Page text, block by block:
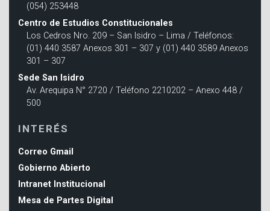
(054) 253448
Centro de Estudios Constitucionales
Los Cedros Nro. 209 – San Isidro – Lima / Teléfonos:
(01) 440 3587 Anexos 301 – 307 y (01) 440 3589 Anexos
301 – 307
Sede San Isidro
Av. Arequipa N° 2720 / Teléfono 2210202 – Anexo 448 /
500
INTERÉS
Correo Gmail
Gobierno Abierto
Intranet Institucional
Mesa de Partes Digital